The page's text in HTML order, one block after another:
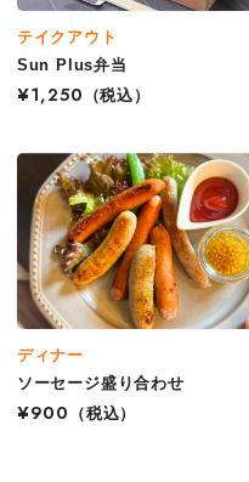
テイクアウト
Sun Plus弁当
¥1,250
（税込）
ディナー
ソーセージ盛り合わせ
¥900
（税込）